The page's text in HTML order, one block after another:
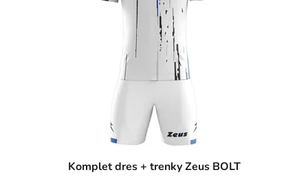
Komplet dres + trenky Zeus BOLT